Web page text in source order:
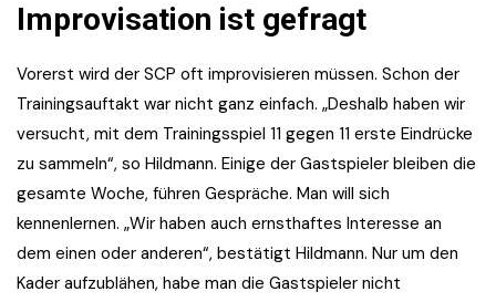
Improvisation ist gefragt
Vorerst wird der SCP oft improvisieren müssen. Schon der
Trainingsauftakt war nicht ganz einfach. „Deshalb haben wir
versucht, mit dem Trainingsspiel 11 gegen 11 erste Eindrücke
zu sammeln“, so Hildmann. Einige der Gastspieler bleiben die
gesamte Woche, führen Gespräche. Man will sich
kennenlernen. „Wir haben auch ernsthaftes Interesse an
dem einen oder anderen“, bestätigt Hildmann. Nur um den
Kader aufzublähen, habe man die Gastspieler nicht